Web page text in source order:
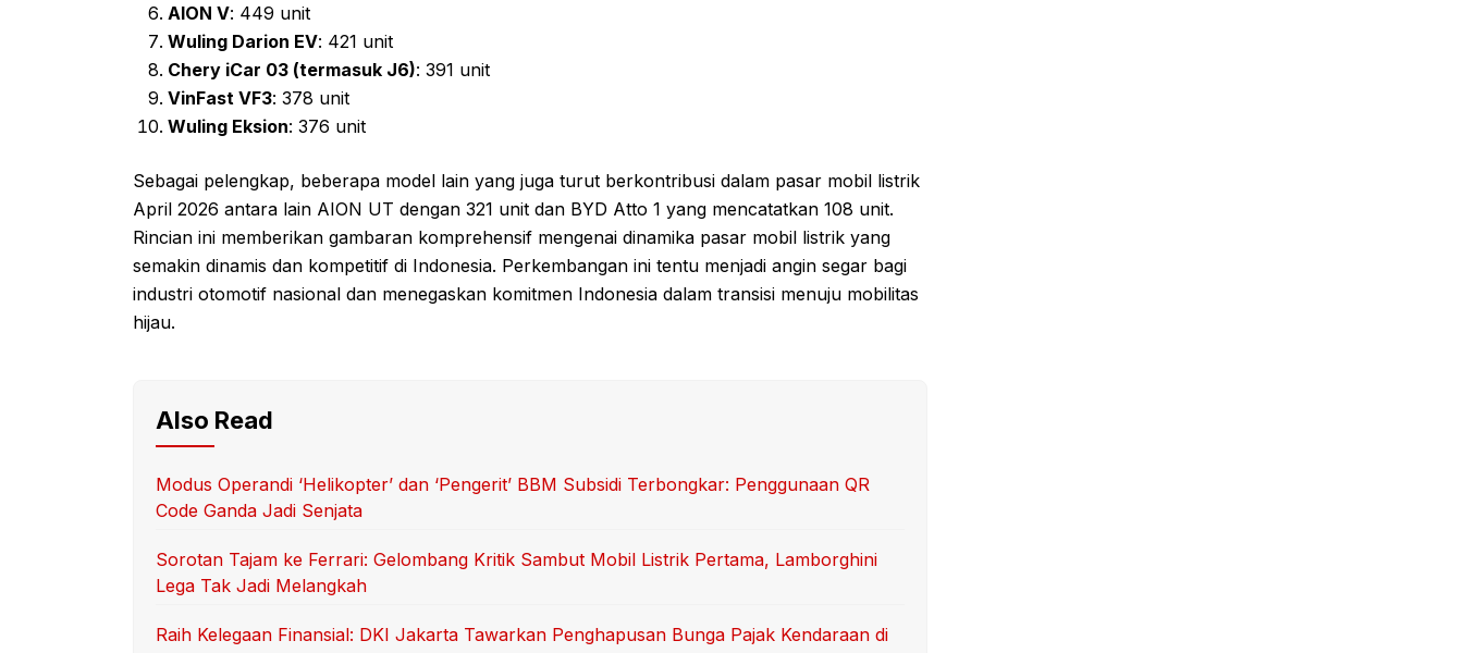
AION V: 449 unit
Wuling Darion EV: 421 unit
Chery iCar 03 (termasuk J6): 391 unit
VinFast VF3: 378 unit
Wuling Eksion: 376 unit
Sebagai pelengkap, beberapa model lain yang juga turut berkontribusi dalam pasar mobil listrik
April 2026 antara lain AION UT dengan 321 unit dan BYD Atto 1 yang mencatatkan 108 unit.
Rincian ini memberikan gambaran komprehensif mengenai dinamika pasar mobil listrik yang
semakin dinamis dan kompetitif di Indonesia. Perkembangan ini tentu menjadi angin segar bagi
industri otomotif nasional dan menegaskan komitmen Indonesia dalam transisi menuju mobilitas
hijau.
Also Read
Modus Operandi ‘Helikopter’ dan ‘Pengerit’ BBM Subsidi Terbongkar: Penggunaan QR
Code Ganda Jadi Senjata
Sorotan Tajam ke Ferrari: Gelombang Kritik Sambut Mobil Listrik Pertama, Lamborghini
Lega Tak Jadi Melangkah
Raih Kelegaan Finansial: DKI Jakarta Tawarkan Penghapusan Bunga Pajak Kendaraan di